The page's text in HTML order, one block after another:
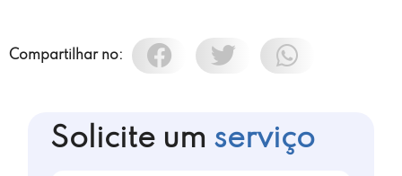
Compartilhar no:
Solicite um serviço